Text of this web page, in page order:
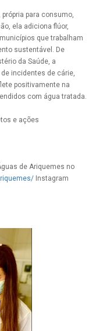
para consumo,
ela adiciona flúor,
que trabalham
sustentável. De
da Saúde, a
incidentes de cárie,
positivamente na
com água tratada.
e ações
de Ariquemes no
Instagram